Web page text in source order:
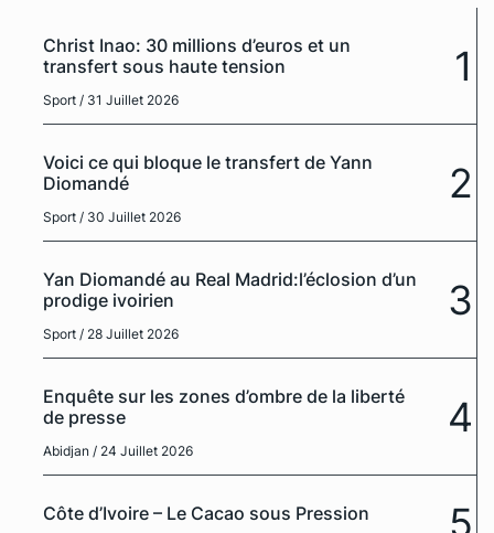
Christ Inao: 30 millions d’euros et un
transfert sous haute tension
Sport / 31 Juillet 2026
1
Voici ce qui bloque le transfert de Yann
Diomandé
Sport / 30 Juillet 2026
2
Yan Diomandé au Real Madrid:l’éclosion d’un
prodige ivoirien
Sport / 28 Juillet 2026
3
Enquête sur les zones d’ombre de la liberté
de presse
Abidjan / 24 Juillet 2026
4
Côte d’Ivoire – Le Cacao sous Pression 5